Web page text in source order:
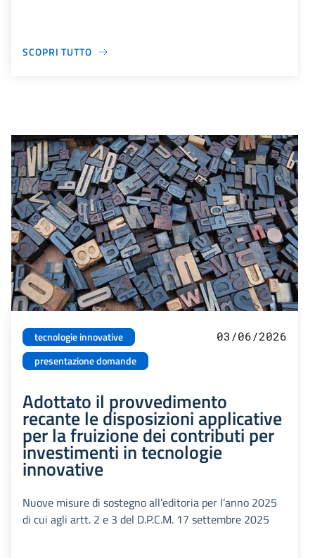
SCOPRI TUTTO
tecnologie innovative
presentazione domande
03/06/2026
Adottato il provvedimento
recante le disposizioni applicative
per la fruizione dei contributi per
investimenti in tecnologie
innovative
Nuove misure di sostegno all’editoria per l’anno 2025
di cui agli artt. 2 e 3 del D.P.C.M. 17 settembre 2025